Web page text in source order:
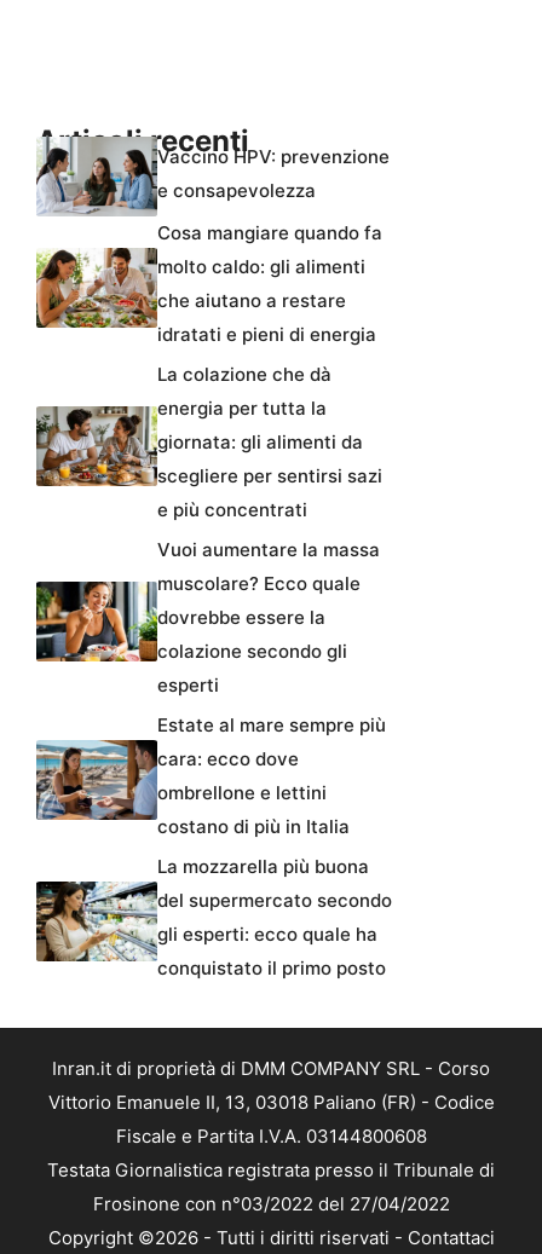
Articoli recentiVaccino HPV: prevenzione
e consapevolezza
Cosa mangiare quando fa
molto caldo: gli alimenti
che aiutano a restare
idratati e pieni di energia
La colazione che dà
energia per tutta la
giornata: gli alimenti da
scegliere per sentirsi sazi
e più concentrati
Vuoi aumentare la massa
muscolare? Ecco quale
dovrebbe essere la
colazione secondo gli
esperti
Estate al mare sempre più
cara: ecco dove
ombrellone e lettini
costano di più in Italia
La mozzarella più buona
del supermercato secondo
gli esperti: ecco quale ha
conquistato il primo posto
Inran.it di proprietà di DMM COMPANY SRL - Corso
Vittorio Emanuele II, 13, 03018 Paliano (FR) - Codice
Fiscale e Partita I.V.A. 03144800608
Testata Giornalistica registrata presso il Tribunale di
Frosinone con n°03/2022 del 27/04/2022
Copyright ©2026 - Tutti i diritti riservati - Contattaci